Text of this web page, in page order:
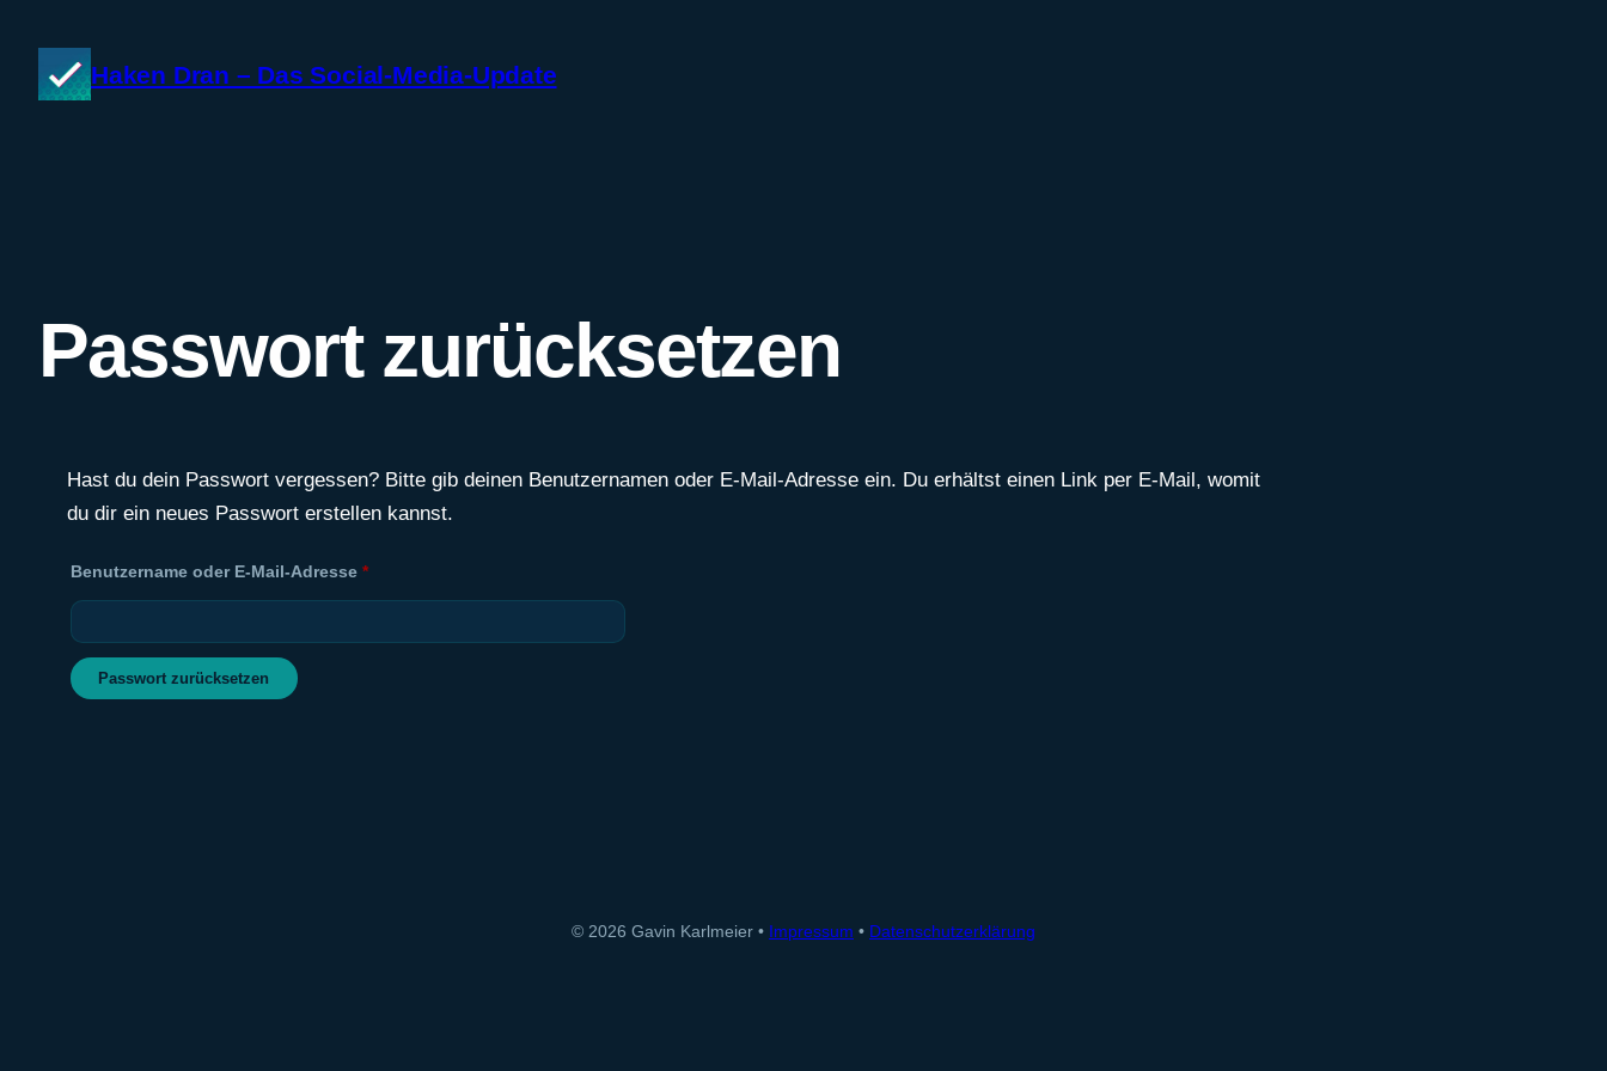
springen
Haken Dran – Das Social-Media-Update
Passwort zurücksetzen
Hast du dein Passwort vergessen? Bitte gib deinen Benutzernamen oder E-Mail-Adresse ein. Du erhältst einen Link per E-Mail, womit
du dir ein neues Passwort erstellen kannst.
Benutzername oder E-Mail-Adresse *Erforderlich
Passwort zurücksetzen
© 2026 Gavin Karlmeier • Impressum • Datenschutzerklärung